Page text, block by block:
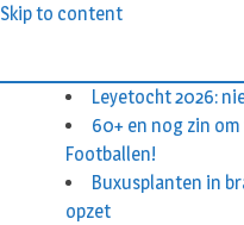
Skip to content
Leyetocht 2026:
60+ en nog zin
Footballen!
Buxusplanten in
opzet